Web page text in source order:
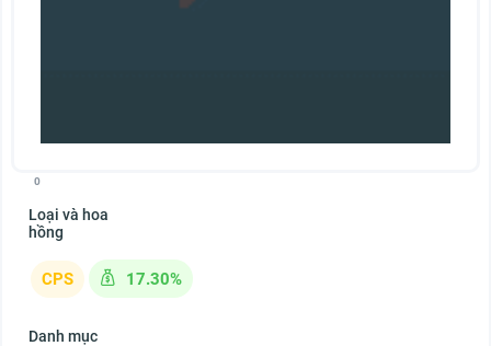
0
Loại và hoa
hồng
CPS 17.30%
Danh mục